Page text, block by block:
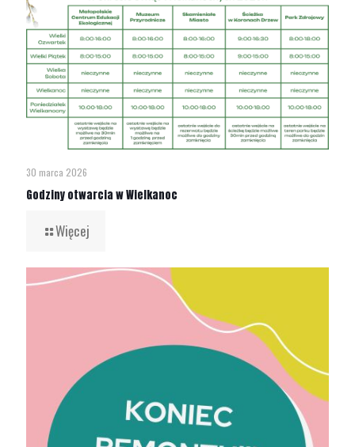
30 marca 2026
Godziny otwarcia w Wielkanoc
Więcej